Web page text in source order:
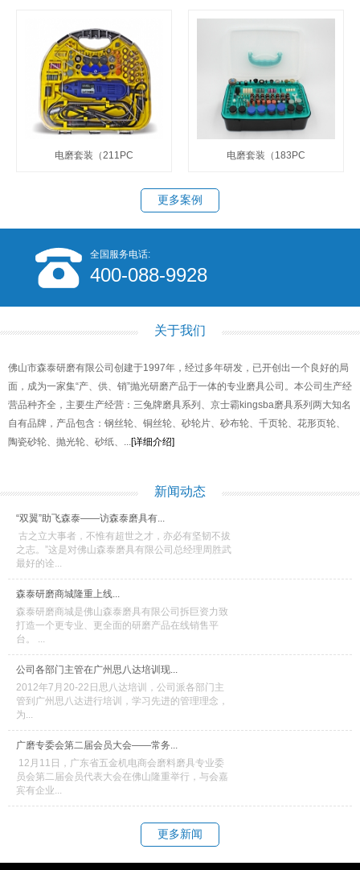
电磨套装（211PC 电磨套装（183PC
更多案例
全国服务电话:
400-088-9928
关于我们
佛山市森泰研磨有限公司创建于1997年，经过多年研发，已开创出一个良好的局
面，成为一家集“产、供、销”抛光研磨产品于一体的专业磨具公司。本公司生产经
营品种齐全，主要生产经营：三兔牌磨具系列、京士霸kingsba磨具系列两大知名
自有品牌，产品包含：钢丝轮、铜丝轮、砂轮片、砂布轮、千页轮、花形页轮、
陶瓷砂轮、抛光轮、砂纸、...[详细介绍]
新闻动态
“双翼”助飞森泰——访森泰磨具有...
古之立大事者，不惟有超世之才，亦必有坚韧不拔
之志。”这是对佛山森泰磨具有限公司总经理周胜武
最好的诠...
森泰研磨商城隆重上线...
森泰研磨商城是佛山森泰磨具有限公司拆巨资力致
打造一个更专业、更全面的研磨产品在线销售平
台。 ...
公司各部门主管在广州思八达培训现...
2012年7月20-22日思八达培训，公司派各部门主
管到广州思八达进行培训，学习先进的管理理念，
为...
广磨专委会第二届会员大会——常务...
12月11日，广东省五金机电商会磨料磨具专业委
员会第二届会员代表大会在佛山隆重举行，与会嘉
宾有企业...
更多新闻